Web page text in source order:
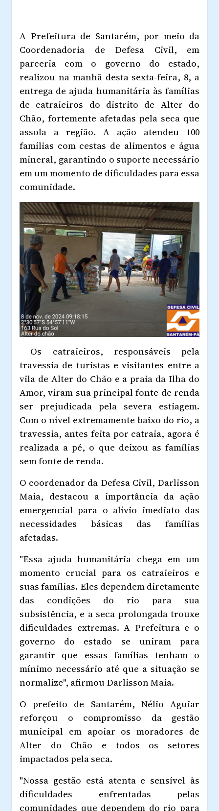
A Prefeitura de Santarém, por meio da
Coordenadoria de Defesa Civil, em
parceria com o governo do estado,
realizou na manhã desta sexta-feira, 8, a
entrega de ajuda humanitária às famílias
de catraieiros do distrito de Alter do
Chão, fortemente afetadas pela seca que
assola a região. A ação atendeu 100
famílias com cestas de alimentos e água
mineral, garantindo o suporte necessário
em um momento de dificuldades para essa
comunidade.
Os catraieiros, responsáveis pela
travessia de turistas e visitantes entre a
vila de Alter do Chão e a praia da Ilha do
Amor, viram sua principal fonte de renda
ser prejudicada pela severa estiagem.
Com o nível extremamente baixo do rio, a
travessia, antes feita por catraia, agora é
realizada a pé, o que deixou as famílias
sem fonte de renda.
O coordenador da Defesa Civil, Darlisson
Maia, destacou a importância da ação
emergencial para o alívio imediato das
necessidades básicas das famílias
afetadas.
"Essa ajuda humanitária chega em um
momento crucial para os catraieiros e
suas famílias. Eles dependem diretamente
das condições do rio para sua
subsistência, e a seca prolongada trouxe
dificuldades extremas. A Prefeitura e o
governo do estado se uniram para
garantir que essas famílias tenham o
mínimo necessário até que a situação se
normalize", afirmou Darlisson Maia.
O prefeito de Santarém, Nélio Aguiar
reforçou o compromisso da gestão
municipal em apoiar os moradores de
Alter do Chão e todos os setores
impactados pela seca.
"Nossa gestão está atenta e sensível às
dificuldades enfrentadas pelas
comunidades que dependem do rio para